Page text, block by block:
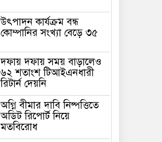
উৎপাদন কার্যক্রম বন্ধ
কোম্পানির সংখ্যা বেড়ে ৩৫
দফায় দফায় সময় বাড়ালেও
৬২ শতাংশ টিআইএনধারী
রিটার্ন দেয়নি
অগ্নি বীমার দাবি নিষ্পত্তিতে
অডিট রিপোর্ট নিয়ে
মতবিরোধ